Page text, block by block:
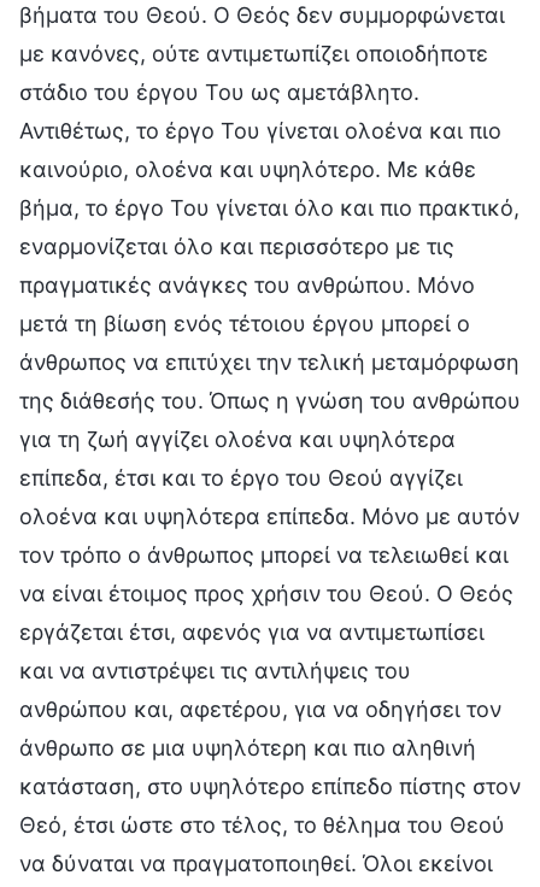
βήματα του Θεού. Ο Θεός δεν συμμορφώνεται
με κανόνες, ούτε αντιμετωπίζει οποιοδήποτε
στάδιο του έργου Του ως αμετάβλητο.
Αντιθέτως, το έργο Του γίνεται ολοένα και πιο
καινούριο, ολοένα και υψηλότερο. Με κάθε
βήμα, το έργο Του γίνεται όλο και πιο πρακτικό,
εναρμονίζεται όλο και περισσότερο με τις
πραγματικές ανάγκες του ανθρώπου. Μόνο
μετά τη βίωση ενός τέτοιου έργου μπορεί ο
άνθρωπος να επιτύχει την τελική μεταμόρφωση
της διάθεσής του. Όπως η γνώση του ανθρώπου
για τη ζωή αγγίζει ολοένα και υψηλότερα
επίπεδα, έτσι και το έργο του Θεού αγγίζει
ολοένα και υψηλότερα επίπεδα. Μόνο με αυτόν
τον τρόπο ο άνθρωπος μπορεί να τελειωθεί και
να είναι έτοιμος προς χρήσιν του Θεού. Ο Θεός
εργάζεται έτσι, αφενός για να αντιμετωπίσει
και να αντιστρέψει τις αντιλήψεις του
ανθρώπου και, αφετέρου, για να οδηγήσει τον
άνθρωπο σε μια υψηλότερη και πιο αληθινή
κατάσταση, στο υψηλότερο επίπεδο πίστης στον
Θεό, έτσι ώστε στο τέλος, το θέλημα του Θεού
να δύναται να πραγματοποιηθεί. Όλοι εκείνοι